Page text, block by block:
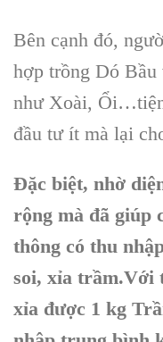
Bên cạnh đó,
hợp trồng Dó Bầu
như Xoài,
đầu tư ít mà lại
Đặc biệt, nhờ
rộng mà đã giúp
thông có thu
soi, xỉa trầm.Với
xỉa được 1 kg